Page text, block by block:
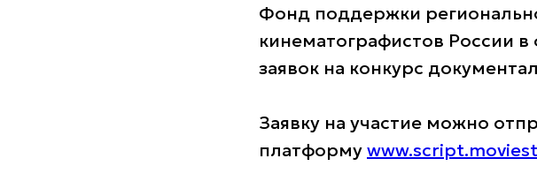
Фонд поддержки
кинематографистов России
заявок на конкурс
Заявку на участие можно
платформу